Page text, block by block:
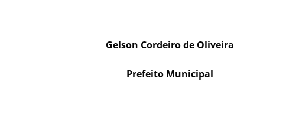
Gelson Cordeiro de Oliveira
Prefeito Municipal